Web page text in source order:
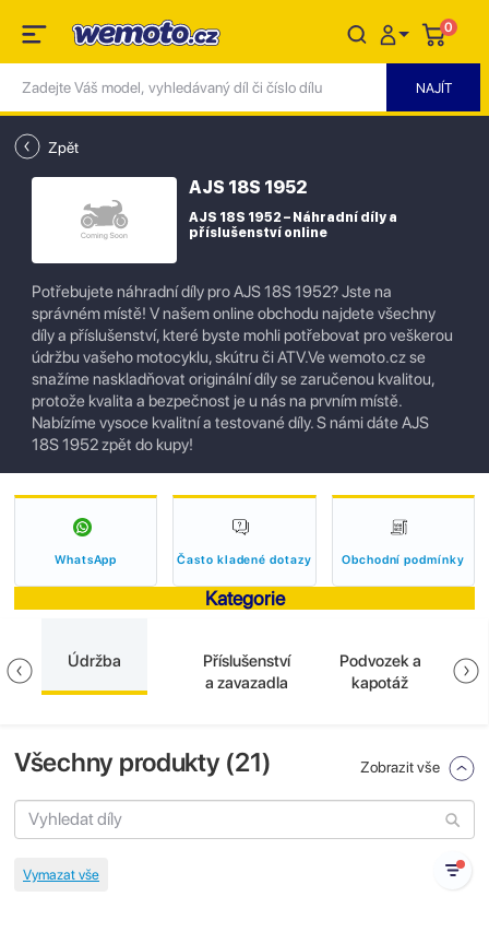
0
Zpět
AJS 18S 1952
AJS 18S 1952 – Náhradní díly a
příslušenství online
Potřebujete náhradní díly pro AJS 18S 1952? Jste na
správném místě! V našem online obchodu najdete všechny
díly a příslušenství, které byste mohli potřebovat pro veškerou
údržbu vašeho motocyklu, skútru či ATV.Ve wemoto.cz se
snažíme naskladňovat originální díly se zaručenou kvalitou,
protože kvalita a bezpečnost je u nás na prvním místě.
Nabízíme vysoce kvalitní a testované díly. S námi dáte AJS
18S 1952 zpět do kupy!
WhatsApp Často kladené dotazy Obchodní podmínky
Kategorie
Údržba
Příslušenství
a zavazadla
Podvozek a
kapotáž
Všechny produkty (21) Zobrazit vše